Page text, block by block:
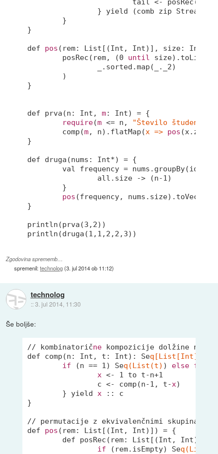
} yield (comb zip
}
def pos (rem: List[(Int, Int)], size: Int)
	posRec(rem, (
0 until
.sorted.map(
._2)
}
def prva(n: Int, m: Int) = {
require(m <= n,
"Število študentov
	comp(
m, n).flatMap(x => pos
}
def druga(nums: Int*) = {
		all.size -> (n-
1 )
pos (frequency, nums.size).toVector
}
println(prva(3 , 2))
println(druga(1 , 1 , 2 , 2 , 3))
Zgodovina sprememb…
spremenil:technolog(3. jul 2014 ob 11:12)
technolog
::3. jul 2014, 11:30
Še boljše:
// kombinatorične kompozicije dolžine n
def comp(n: Int, t: Int): Seq[List[Int]
if (n == 1 ) Seq(List(t) ) else for
x <- 1 to t-n+1
		c <- comp(n-
1 , t-x)
	} yield
x :: c
}
// permutacije z ekvivalenčnimi skupinami
def pos (rem: List[(Int, Int)]) = {
def posRec(rem: List[(Int, Int)],
if (rem.isEmpty) Seq(List()